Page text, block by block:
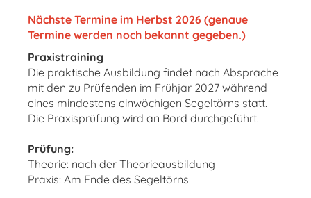
Nächste Termine im Herbst 2026 (genaue
Termine werden noch bekannt gegeben.)
Praxistraining
Die praktische Ausbildung findet nach Absprache
mit den zu Prüfenden im Frühjar 2027 während
eines mindestens einwöchigen Segeltörns statt.
Die Praxisprüfung wird an Bord durchgeführt.
Prüfung:
Theorie: nach der Theorieausbildung
Praxis: Am Ende des Segeltörns